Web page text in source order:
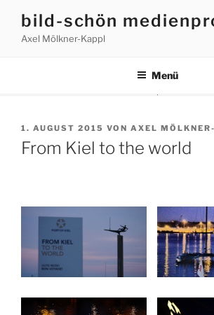
Inhalt
springen
bild-schön
Axel Mölkner-Kappl
Menü
VERÖFFENTLICHT
AM
1. AUGUST 2015 VON AXEL
From Kiel to the world